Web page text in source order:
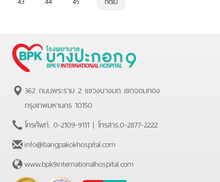
362 ถนนพระราม 2 แขวงบางมด เขตจอมทอง
กรุงเทพมหานคร 10150
โทรศัพท์. 0-2109-9111 | โทรสาร.0-2877-2222
info@bangpakokhospital.com
www.bpk9internationalhospital.com